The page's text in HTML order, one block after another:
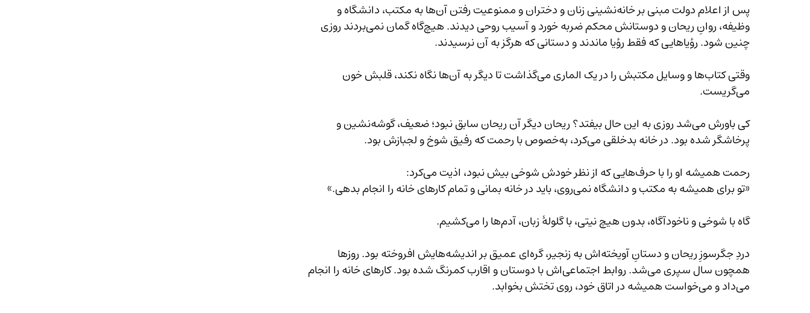
پس از اعلام دولت مبنی بر خانه‌نشینی زنان و دختران و ممنوعیت رفتن آن‌ها به مکتب، دانشگاه و
وظیفه، روانِ ریحان و دوستانش محکم ضربه خورد و آسیب روحی دیدند. هیچ‌گاه گمان نمی‌بردند روزی
چنین شود. رؤیاهایی که فقط رؤیا ماندند و دستانی که هرگز به آن نرسیدند.
وقتی کتاب‌ها و وسایل مکتبش را در یک الماری می‌گذاشت تا دیگر به آن‌ها نگاه نکند، قلبش خون
می‌گریست.
کی باورش می‌شد روزی به این حال بیفتد؟ ریحان دیگر آن ریحان سابق نبود؛ ضعیف، گوشه‌نشین و
پرخاشگر شده بود. در خانه بدخلقی می‌کرد، به‌خصوص با رحمت که رفیق شوخ و لجبازش بود.
رحمت همیشه او را با حرف‌هایی که از نظر خودش شوخی بیش نبود، اذیت می‌کرد:
«تو برای همیشه به مکتب و دانشگاه نمی‌روی، باید در خانه بمانی و تمام کارهای خانه را انجام بدهی.»
گاه با شوخی و ناخودآگاه، بدون هیچ نیتی، با گلولهٔ زبان، آدم‌ها را می‌کشیم.
دردِ جگرسوزِ ریحان و دستانِ آویخته‌اش به زنجیر، گره‌ای عمیق بر اندیشه‌هایش افروخته بود. روزها
همچون سال سپری می‌شد. روابط اجتماعی‌اش با دوستان و اقارب کمرنگ شده بود. کارهای خانه را انجام
می‌داد و می‌خواست همیشه در اتاق خود، روی تختش بخوابد.